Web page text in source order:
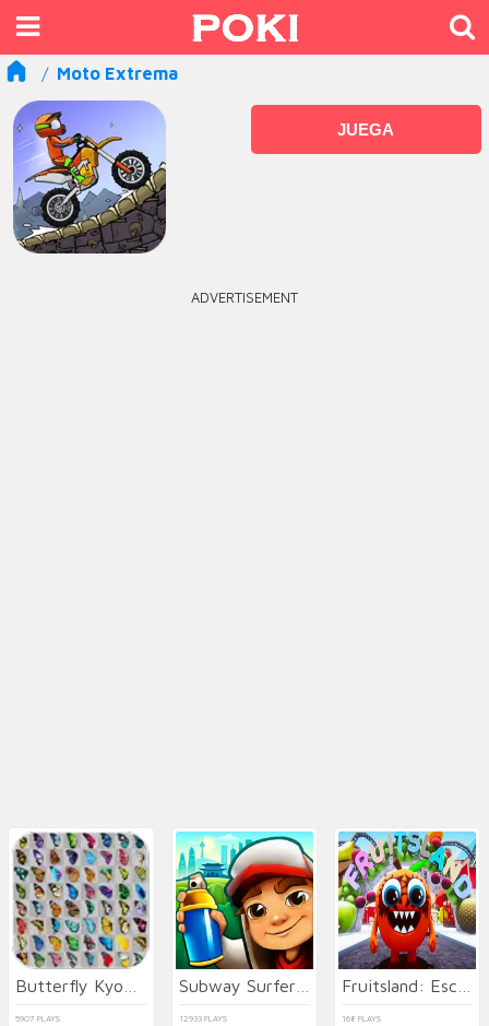
Moto Extrema
JUEGA
ADVERTISEMENT
5907 PLAYS 12933 PLAYS 168 PLAYS